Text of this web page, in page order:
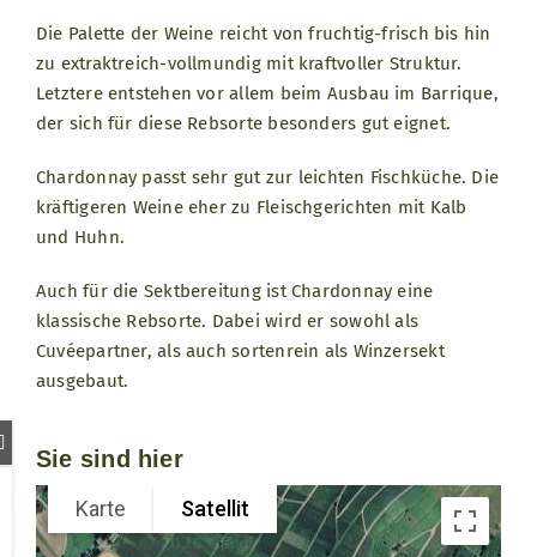
Die Palette der Weine reicht von fruchtig-frisch bis hin
zu extraktreich-vollmundig mit kraftvoller Struktur.
Letztere entstehen vor allem beim Ausbau im Barrique,
der sich für diese Rebsorte besonders gut eignet.
Chardonnay passt sehr gut zur leichten Fischküche. Die
kräftigeren Weine eher zu Fleischgerichten mit Kalb
und Huhn.
Auch für die Sektbereitung ist Chardonnay eine
klassische Rebsorte. Dabei wird er sowohl als
Cuvéepartner, als auch sortenrein als Winzersekt
ausgebaut.
Sie sind hier
Karte Satellit